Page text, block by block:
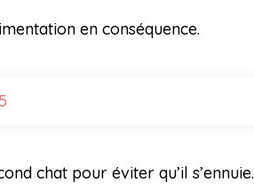
en conséquence.
chat pour éviter qu’il s’ennuie.